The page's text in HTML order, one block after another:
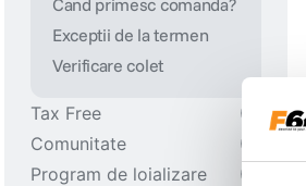
7.
insta
godox
Service si garantii
Upgrade-echipament
Call center
Live Chat
Cand primesc comanda?
Exceptii de la termen
Verificare colet
Tax Free
Conditii generale
Obligatiile magazinului
Comunitate
Despre Noi
Program de loializare